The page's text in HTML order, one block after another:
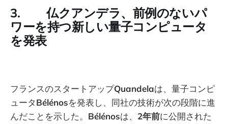
3. 仏クアンデラ、前例のないパ
ワーを持つ新しい量子コンピュータ
を発表
フランスのスタートアップQuandelaは、量子コンピ
ュータBélénosを発表し、同社の技術が次の段階に進
んだことを示した。 Bélénosは、 2年前に公開された